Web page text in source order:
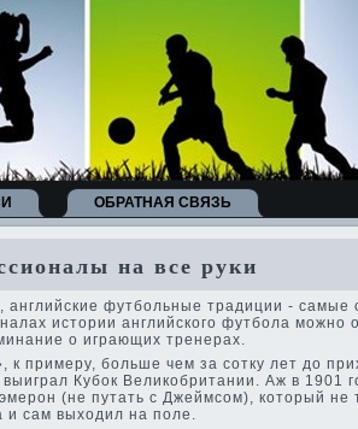
ОБРАТНАЯ СВЯЗЬ
на все руки
английские футбольные традиции - самые
истории английского футбола можно
о играющих тренерах.
к примеру, больше чем за сотку лет до
Кубок Великобритании. Аж в 1901
(не путать с Джеймсом), который не
и сам выходил на поле.